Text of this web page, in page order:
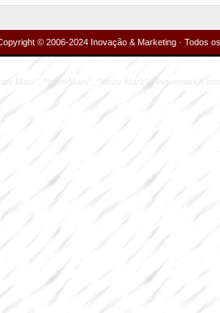
© 2006-2024 Inovação & Marketing · Todos
Mark", "InnovMark", "Innov Mark", "Inovemark",